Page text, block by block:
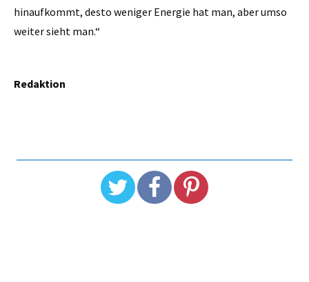
hinaufkommt, desto weniger Energie hat man, aber umso
weiter sieht man.“
Redaktion